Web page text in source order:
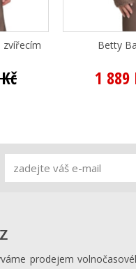
zvířecím
Betty
1 889
prodejem